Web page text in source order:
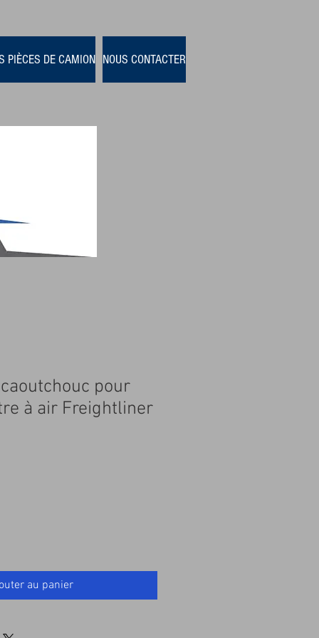
PIÈCES DE CAMION NOUS CONTACTER
pour
à air Freightliner
au panier